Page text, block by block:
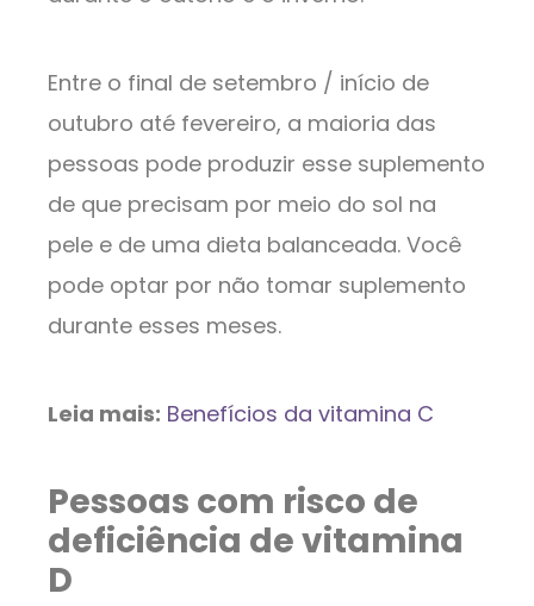
Entre o final de setembro / início de
outubro até fevereiro, a maioria das
pessoas pode produzir esse suplemento
de que precisam por meio do sol na
pele e de uma dieta balanceada. Você
pode optar por não tomar suplemento
durante esses meses.
Leia mais: Benefícios da vitamina C
Pessoas com risco de
deficiência de vitamina
D